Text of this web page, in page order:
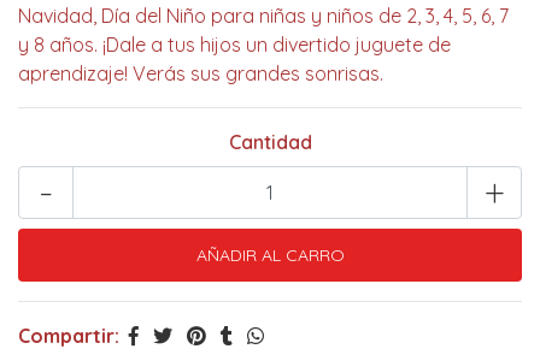
Navidad, Día del Niño para niñas y niños de 2, 3, 4, 5, 6, 7
y 8 años. ¡Dale a tus hijos un divertido juguete de
aprendizaje! Verás sus grandes sonrisas.
Cantidad
+
-
Compartir: